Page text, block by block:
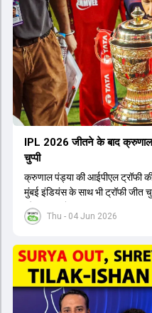
Thu - 04 Jun 2026
IPL 2026 जीतने के बाद क्रुणाल
चुप्पी
क्रुणाल पंड्या की आईपीएल ट्रॉफी
मुंबई इंडियंस के साथ भी ट्रॉफी जीत
और 2020 में ट्रॉफी जीती थी.